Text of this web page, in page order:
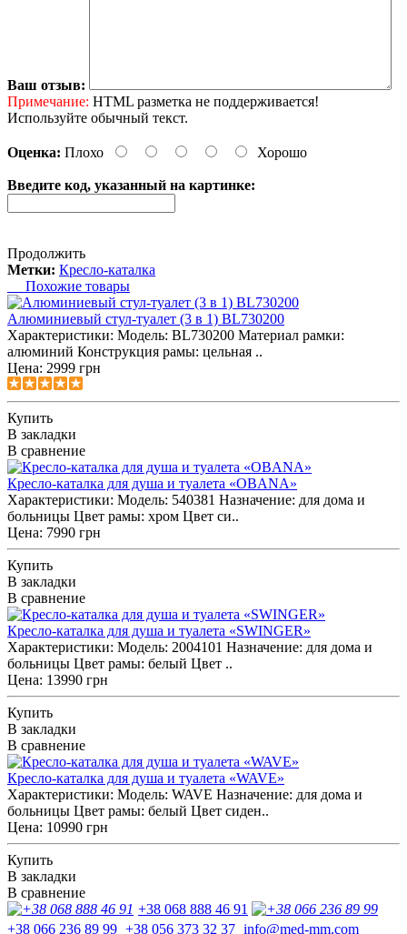
Ваш отзыв:
Примечание: HTML разметка не поддерживается!
Используйте обычный текст.
Оценка: Плохо Хорошо
Введите код, указанный на картинке:
Продолжить
Метки: Кресло-каталка
Похожие товары
Алюминиевый стул-туалет (3 в 1) BL730200
Характеристики: Модель: BL730200 Материал рамки:
алюминий Конструкция рамы: цельная ..
Цена: 2999 грн
Купить
В закладки
В сравнение
Кресло-каталка для душа и туалета «OBANA»
Характеристики: Модель: 540381 Назначение: для дома и
больницы Цвет рамы: хром Цвет си..
Цена: 7990 грн
Купить
В закладки
В сравнение
Кресло-каталка для душа и туалета «SWINGER»
Характеристики: Модель: 2004101 Назначение: для дома и
больницы Цвет рамы: белый Цвет ..
Цена: 13990 грн
Купить
В закладки
В сравнение
Кресло-каталка для душа и туалета «WAVE»
Характеристики: Модель: WAVE Назначение: для дома и
больницы Цвет рамы: белый Цвет сиден..
Цена: 10990 грн
Купить
В закладки
В сравнение
+38 068 888 46 91
+38 066 236 89 99 +38 056 373 32 37 info@med-mm.com